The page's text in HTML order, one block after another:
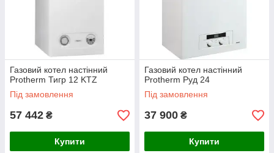
Газовий котел настінний
Protherm Тигр 12 KTZ
Під замовлення
57 442 ₴
Купити
Газовий котел настінний
Protherm Руд 24
Під замовлення
37 900 ₴
Купити